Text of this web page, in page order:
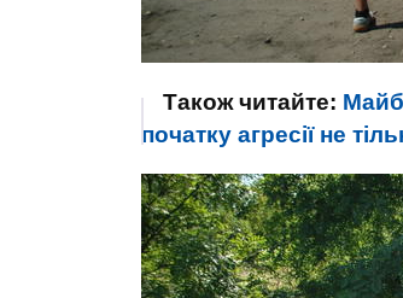
Також читайте:
початку агресії не